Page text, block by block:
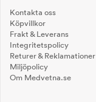
Kontakta oss
Köpvillkor
Frakt & Leverans
Integritetspolicy
Returer & Reklamationer
Miljöpolicy
Om Medvetna.se